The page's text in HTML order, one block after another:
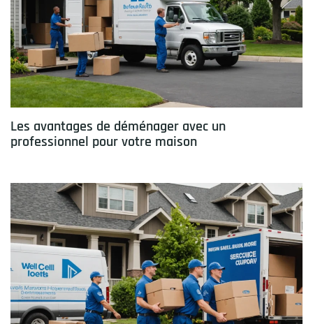
Les avantages de déménager avec un
professionnel pour votre maison